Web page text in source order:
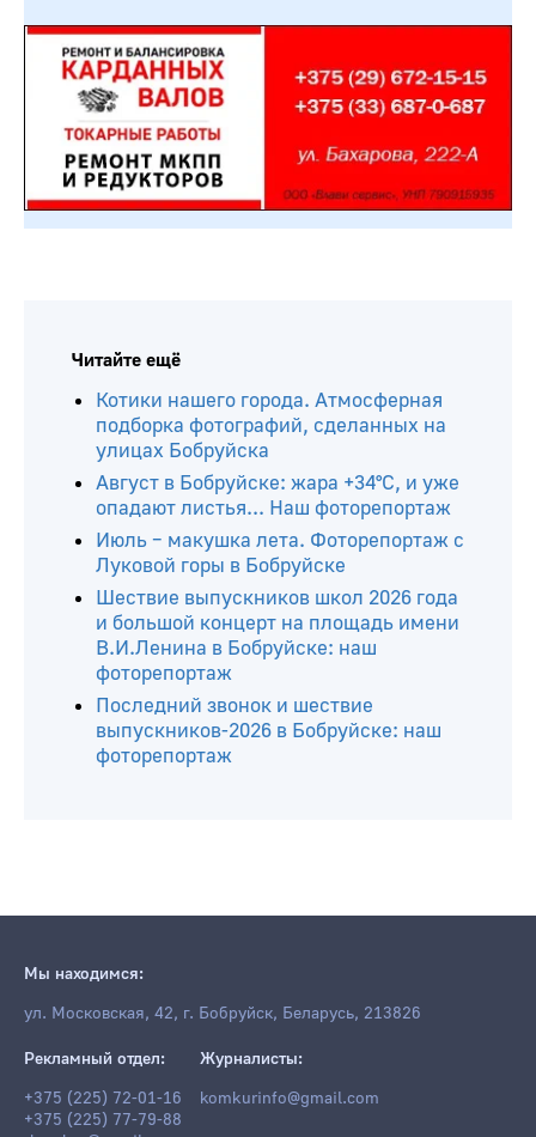
Читайте ещё
Котики нашего города. Атмосферная
подборка фотографий, сделанных на
улицах Бобруйска
Август в Бобруйске: жара +34°С, и уже
опадают листья... Наш фоторепортаж
Июль – макушка лета. Фоторепортаж с
Луковой горы в Бобруйске
Шествие выпускников школ 2026 года
и большой концерт на площадь имени
В.И.Ленина в Бобруйске: наш
фоторепортаж
Последний звонок и шествие
выпускников-2026 в Бобруйске: наш
фоторепортаж
Мы находимся:
ул. Московская, 42, г. Бобруйск, Беларусь, 213826
Рекламный отдел:
+375 (225) 72-01-16
+375 (225) 77-79-88
Журналисты:
komkurinfo@gmail.com